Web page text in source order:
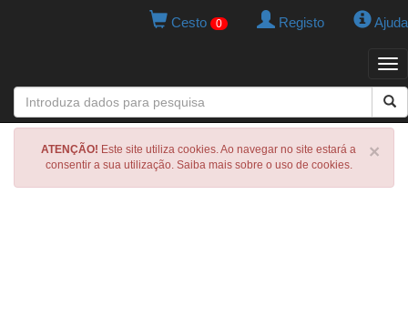
Cesto 0 Registo Ajuda
×
ATENÇÃO! Este site utiliza cookies. Ao navegar no site estará a
consentir a sua utilização. Saiba mais sobre o uso de cookies.